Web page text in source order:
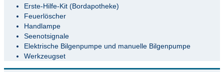
Erste-Hilfe-Kit (Bordapotheke)
Feuerlöscher
Handlampe
Seenotsignale
Elektrische Bilgenpumpe und manuelle Bilgenpumpe
Werkzeugset